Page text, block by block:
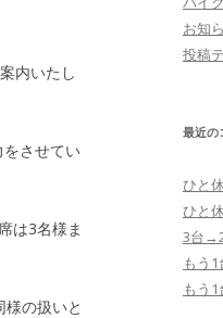
内いたし
させてい
は3名様ま
の扱いと
お知
投稿
最近の
ひと
ひと
3台
もう
もう